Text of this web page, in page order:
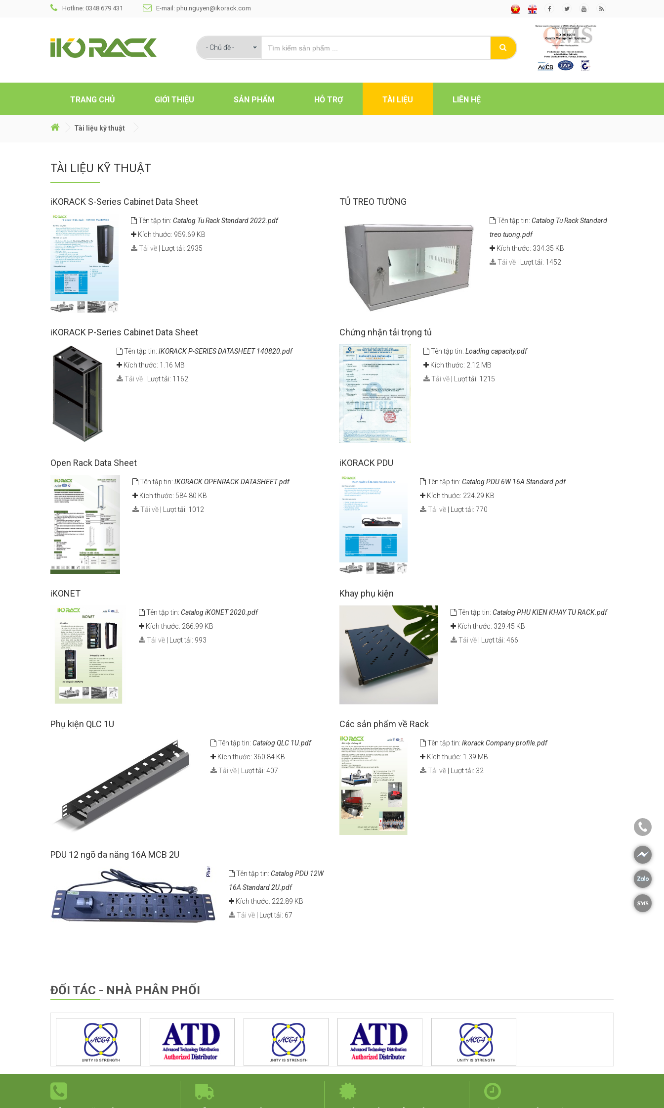
Hotline: 0348 679 431 E-mail: phu.nguyen@ikorack.com
TRANG CHỦ GIỚI THIỆU SẢN PHẨM HỖ TRỢ TÀI LIỆU LIÊN HỆ
Tài liệu kỹ thuật
TÀI LIỆU KỸ THUẬT
iKORACK S-Series Cabinet Data Sheet
Tên tập tin:Catalog Tu Rack Standard 2022.pdf
Kích thước: 959.69 KB
Tải về
Lượt tải: 2935
TỦ TREO TƯỜNG
Tên tập tin:Catalog Tu Rack Standard
treo tuong.pdf
Kích thước: 334.35 KB
Tải về
Lượt tải: 1452
iKORACK P-Series Cabinet Data Sheet
Tên tập tin: IKORACK P-SERIES DATASHEET 140820.pdf
Kích thước: 1.16 MB
Tải về| Lượt tải: 1162
Chứng nhận tải trọng tủ
Tên tập tin:Loading capacity.pdf
Kích thước: 2.12 MB
Tải về
Lượt tải: 1215
Open Rack Data Sheet
Tên tập tin:IKORACK OPENRACK DATASHEET.pdf
Kích thước: 584.80 KB
Tải về
Lượt tải: 1012
iKORACK PDU
Tên tập tin:Catalog PDU 6W 16A Standard.pdf
Kích thước: 224.29 KB
Tải về
Lượt tải: 770
iKONET
Tên tập tin: Catalog iKONET 2020.pdf
Kích thước: 286.99 KB
Tải về| Lượt tải: 993
Khay phụ kiện
Tên tập tin: Catalog PHU KIEN KHAY TU RACK.pdf
Kích thước: 329.45 KB
Tải về
Lượt tải: 466
Phụ kiện QLC 1U
Tên tập tin:Catalog QLC 1U.pdf
Kích thước: 360.84 KB
Tải về
Lượt tải: 407
Các sản phẩm về Rack
Tên tập tin:Ikorack Company profile.pdf
Kích thước: 1.39 MB
Tải về
Lượt tải: 32
PDU 12 ngõ đa năng 16A MCB 2U
Tên tập tin: Catalog PDU 12W
16A Standard 2U.pdf
Kích thước: 222.89 KB
Tải về
Lượt tải: 67
ĐỐI TÁC - NHÀ PHÂN PHỐI